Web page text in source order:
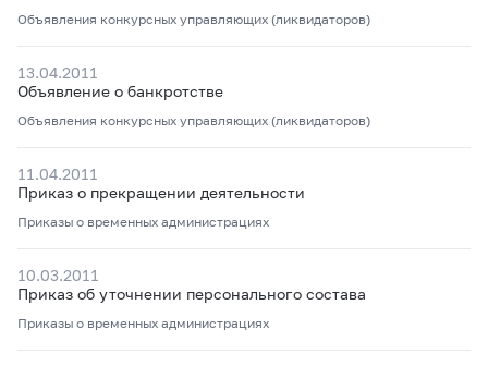
Объявления конкурсных управляющих (ликвидаторов)
13.04.2011
Объявление о банкротстве
Объявления конкурсных управляющих (ликвидаторов)
11.04.2011
Приказ о прекращении деятельности
Приказы о временных администрациях
10.03.2011
Приказ об уточнении персонального состава
Приказы о временных администрациях